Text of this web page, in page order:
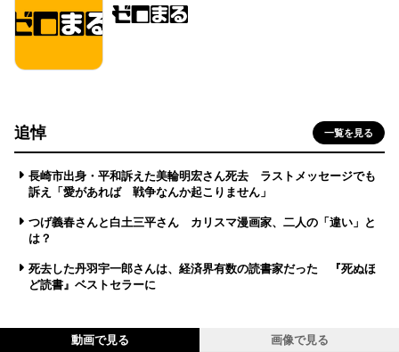
追悼 一覧を見る
長崎市出身・平和訴えた美輪明宏さん死去 ラストメッセージでも
訴え「愛があれば 戦争なんか起こりません」
つげ義春さんと白土三平さん カリスマ漫画家、二人の「違い」と
は？
死去した丹羽宇一郎さんは、経済界有数の読書家だった 『死ぬほ
ど読書』ベストセラーに
動画で見る 画像で見る